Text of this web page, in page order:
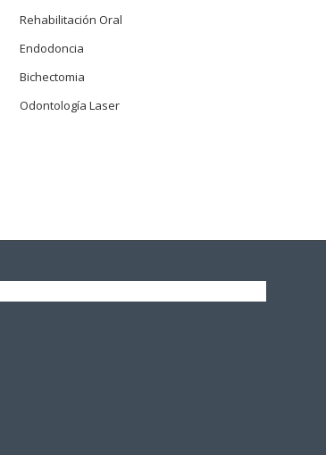
Rehabilitación Oral
Endodoncia
Bichectomia
Odontología Laser